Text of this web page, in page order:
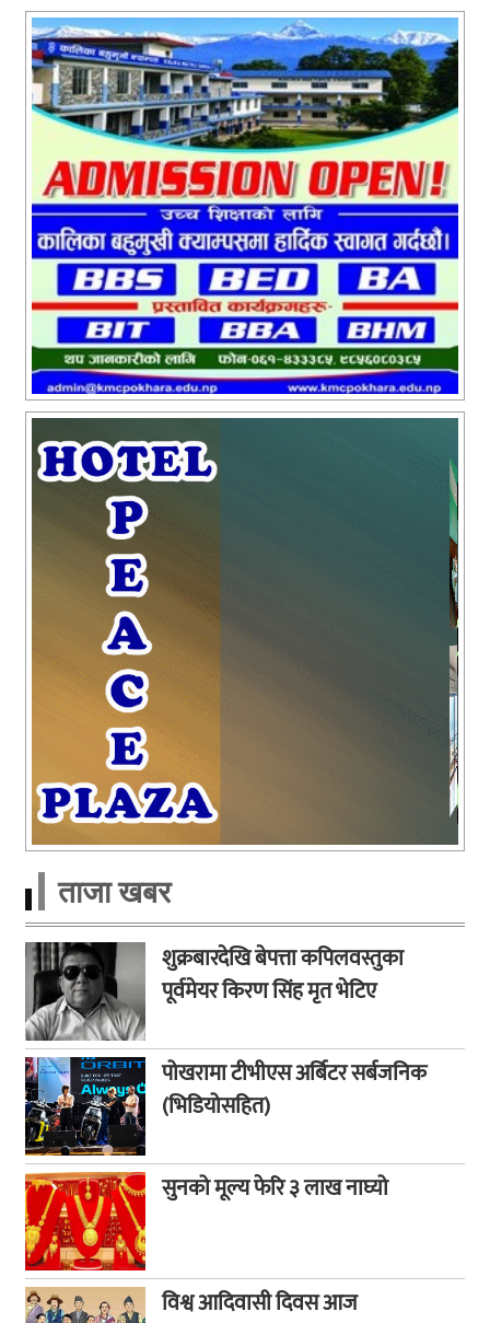
ताजा खबर
शुक्रबारदेखि बेपत्ता कपिलवस्तुका
पूर्वमेयर किरण सिंह मृत भेटिए
पोखरामा टीभीएस अर्बिटर सर्बजनिक
(भिडियोसहित)
सुनको मूल्य फेरि ३ लाख नाघ्यो
विश्व आदिवासी दिवस आज